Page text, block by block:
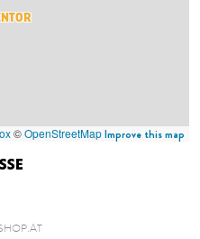
©OpenStreetMapImprove this map